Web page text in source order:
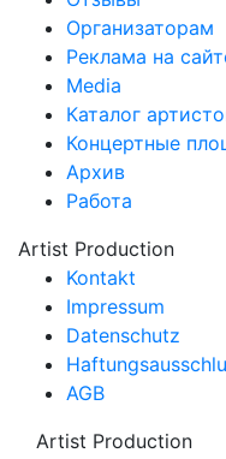
Организаторам
Реклама на
Media
Каталог
Концертные
Архив
Работа
Artist Production
Kontakt
Impressum
Datenschutz
AGB
Artist Production